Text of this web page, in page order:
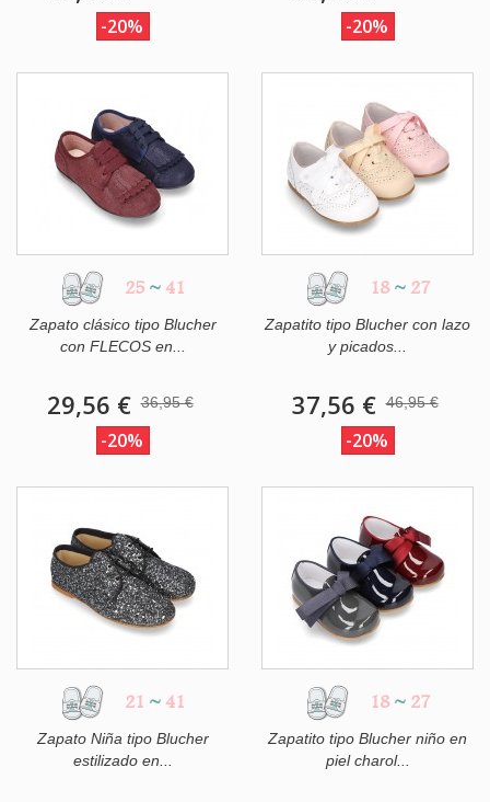
-20% -20%
25 ~ 41
Zapato clásico tipo Blucher
con FLECOS en...
29,56 € 36,95 €
-20%
18 ~ 27
Zapatito tipo Blucher con lazo
y picados...
37,56 € 46,95 €
-20%
21 ~ 41
Zapato Niña tipo Blucher
estilizado en...
18 ~ 27
Zapatito tipo Blucher niño en
piel charol...